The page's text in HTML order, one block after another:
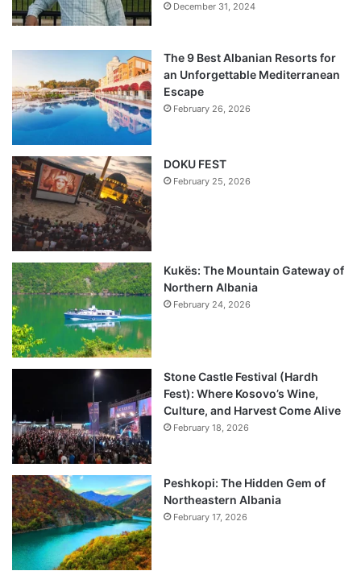
December 31, 2024
The 9 Best Albanian Resorts for
an Unforgettable Mediterranean
Escape
February 26, 2026
DOKU FEST
February 25, 2026
Kukës: The Mountain Gateway of
Northern Albania
February 24, 2026
Stone Castle Festival (Hardh
Fest): Where Kosovo’s Wine,
Culture, and Harvest Come Alive
February 18, 2026
Peshkopi: The Hidden Gem of
Northeastern Albania
February 17, 2026